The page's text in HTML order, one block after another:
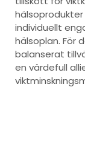
individuellt
hälsoplan. För
balanserat
en värdefull